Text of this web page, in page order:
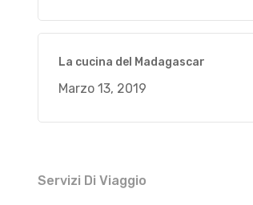
La cucina del Madagascar
Marzo 13, 2019
Servizi Di Viaggio